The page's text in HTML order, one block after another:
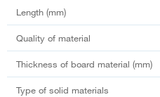
Length (mm)
Quality of material
Thickness of board material (mm)
Type of solid materials